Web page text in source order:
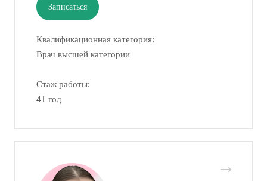
Записаться
Квалификационная категория:
Врач высшей категории
Стаж работы:
41 год